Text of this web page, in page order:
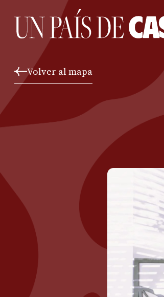
Volver al mapa